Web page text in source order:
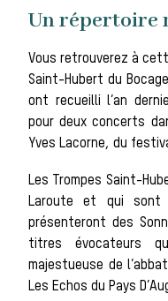
meute
Les
chasse
Un répertoire
Vous retrouverez à
Saint-Hubert du
ont recueilli l’an
pour deux concerts
Yves Lacorne, du
Les Trompes Saint-
Laroute et qui sont
présenteront des
titres évocateurs
majestueuse de
Les Echos du Pays